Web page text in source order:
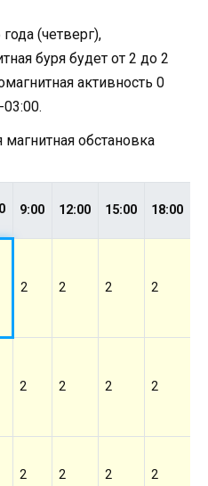
(четверг),
буря будет от 2 до 2
активность 0
магнитная обстановка
9:00 12:00 15:00 18:00
2 2 2 2
2 2 2 2
2 2 2 2